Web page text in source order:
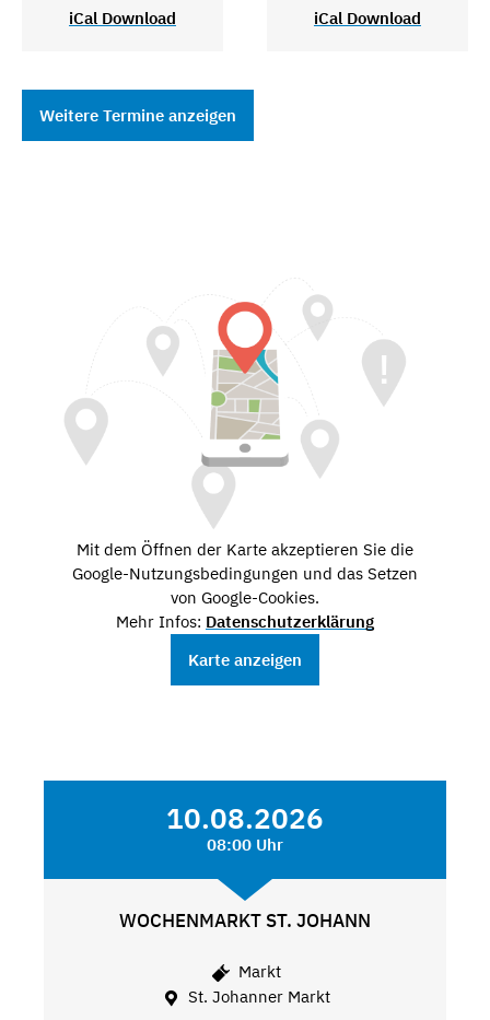
iCal Download iCal Download
Weitere Termine anzeigen
Mit dem Öffnen der Karte akzeptieren Sie die
Google-Nutzungsbedingungen und das Setzen
von Google-Cookies.
Mehr Infos: Datenschutzerklärung
Karte anzeigen
10.08.2026
08:00 Uhr
WOCHENMARKT ST. JOHANN
Markt
St. Johanner Markt